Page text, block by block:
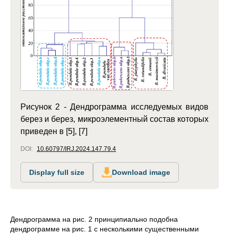
Рисунок 2 - Дендрограмма исследуемых видов
берез и берез, микроэлементный состав которых
приведен в [5], [7]
DOI: 10.60797/IRJ.2024.147.79.4
Display full size Download image
Дендрограмма на рис. 2 принципиально подобна
дендрограмме на рис. 1 с несколькими существенными